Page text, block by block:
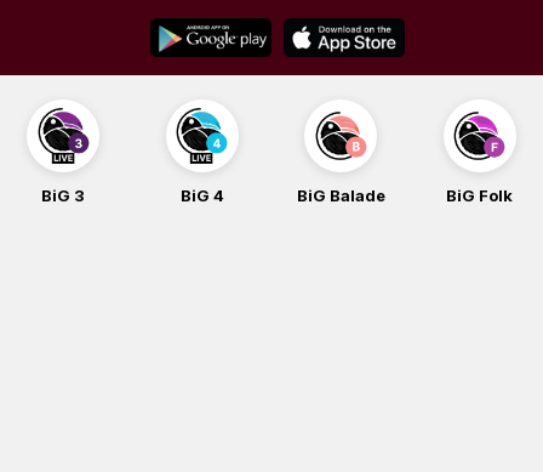
content
BiG 3 BiG 4 BiG Balade BiG Folk